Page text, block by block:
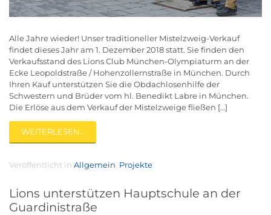
Alle Jahre wieder! Unser traditioneller Mistelzweig-Verkauf
findet dieses Jahr am 1. Dezember 2018 statt. Sie finden den
Verkaufsstand des Lions Club München-Olympiaturm an der
Ecke Leopoldstraße / Hohenzollernstraße in München. Durch
Ihren Kauf unterstützen Sie die Obdachlosenhilfe der
Schwestern und Brüder vom hl. Benedikt Labre in München.
Die Erlöse aus dem Verkauf der Mistelzweige fließen […]
WEITERLESEN…
Veröffentlicht in Allgemein Projekte
Lions unterstützen Hauptschule an der
Guardinistraße